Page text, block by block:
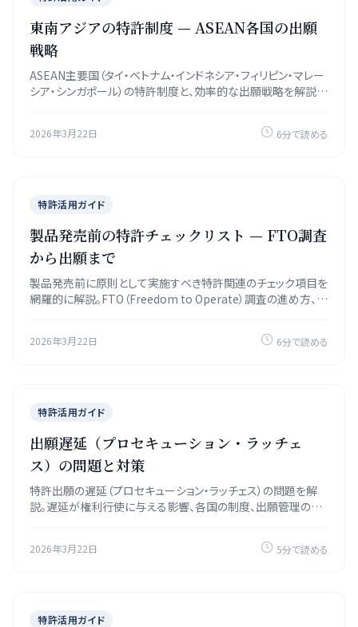
東南アジアの特許制度 — ASEAN各国の出願
戦略
ASEAN主要国（タイ・ベトナム・インドネシア・フィリピン・マレー
シア・シンガポール）の特許制度と、効率的な出願戦略を解説し
2026年3月22日 6分で読める
特許活用ガイド
製品発売前の特許チェックリスト — FTO調査
から出願まで
製品発売前に原則として実施すべき特許関連のチェック項目を
網羅的に解説。FTO（Freedom to Operate）調査の進め方、出
2026年3月22日 6分で読める
特許活用ガイド
出願遅延（プロセキューション・ラッチェ
ス）の問題と対策
特許出願の遅延（プロセキューション・ラッチェス）の問題を解
説。遅延が権利行使に与える影響、各国の制度、出願管理の検
2026年3月22日 5分で読める
特許活用ガイド